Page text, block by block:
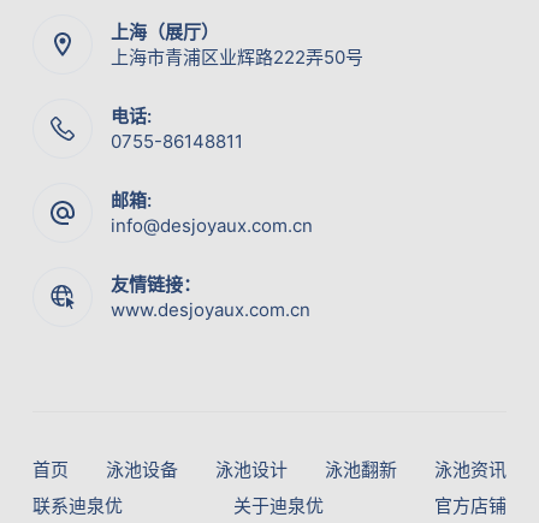
上海（展厅）
上海市青浦区业辉路222弄50号
电话:
0755-86148811
邮箱:
info@desjoyaux.com.cn
友情链接：
www.desjoyaux.com.cn
首页 泳池设备 泳池设计 泳池翻新
泳池资讯
联系迪泉优
关于迪泉优 官方店铺